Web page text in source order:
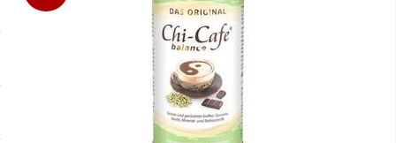
Sale
Körperpflege & Kosmetik
Physiogel